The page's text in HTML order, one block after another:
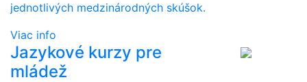
jednotlivých medzinárodných skúšok.
Viac info
Jazykové kurzy pre
mládež